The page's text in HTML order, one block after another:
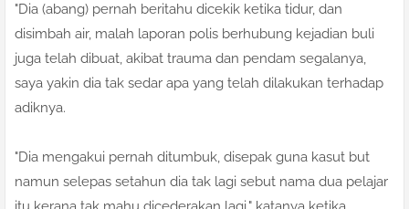
"Dia (abang) pernah beritahu dicekik ketika tidur, dan
disimbah air, malah laporan polis berhubung kejadian buli
juga telah dibuat, akibat trauma dan pendam segalanya,
saya yakin dia tak sedar apa yang telah dilakukan terhadap
adiknya.
"Dia mengakui pernah ditumbuk, disepak guna kasut but
namun selepas setahun dia tak lagi sebut nama dua pelajar